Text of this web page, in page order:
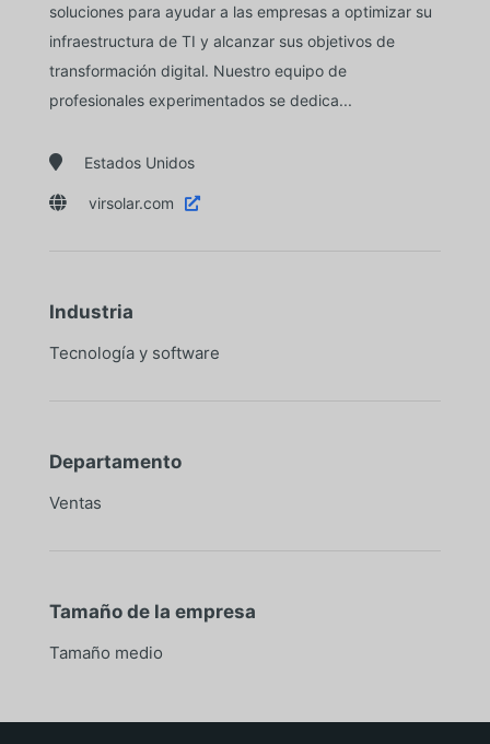
soluciones para ayudar a las empresas a optimizar su
infraestructura de TI y alcanzar sus objetivos de
transformación digital. Nuestro equipo de
profesionales experimentados se dedica...
 Estados Unidos
 virsolar.com 
Industria
Tecnología y software
Departamento
Ventas
Tamaño de la empresa
Tamaño medio